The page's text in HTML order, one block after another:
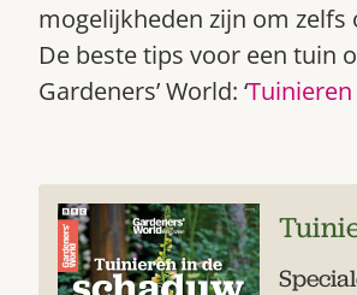
mogelijkheden zijn om
De beste tips voor een tuin
Gardeners’ World: ‘